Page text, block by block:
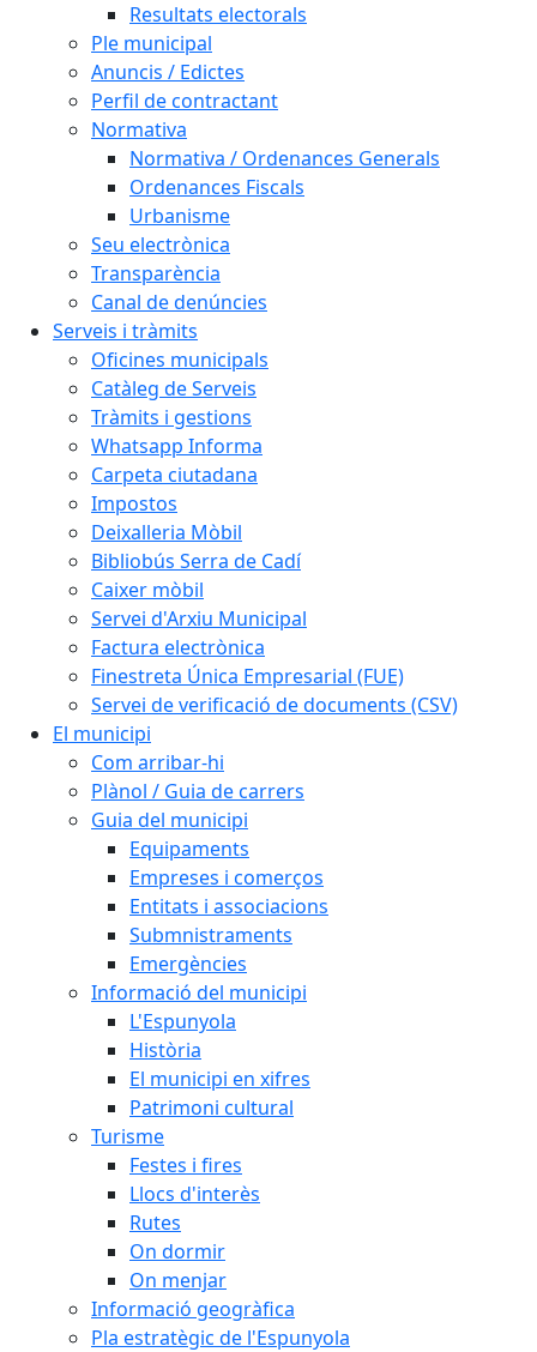
Resultats electorals
Ple municipal
Anuncis / Edictes
Perfil de contractant
Normativa
Normativa / Ordenances Generals
Ordenances Fiscals
Urbanisme
Seu electrònica
Transparència
Canal de denúncies
Serveis i tràmits
Oficines municipals
Catàleg de Serveis
Tràmits i gestions
Whatsapp Informa
Carpeta ciutadana
Impostos
Deixalleria Mòbil
Bibliobús Serra de Cadí
Caixer mòbil
Servei d'Arxiu Municipal
Factura electrònica
Finestreta Única Empresarial (FUE)
Servei de verificació de documents (CSV)
El municipi
Com arribar-hi
Plànol / Guia de carrers
Guia del municipi
Equipaments
Empreses i comerços
Entitats i associacions
Submnistraments
Emergències
Informació del municipi
L'Espunyola
Història
El municipi en xifres
Patrimoni cultural
Turisme
Festes i fires
Llocs d'interès
Rutes
On dormir
On menjar
Informació geogràfica
Pla estratègic de l'Espunyola